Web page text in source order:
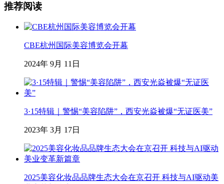
推荐阅读
CBE杭州国际美容博览会开幕
2024年 9月 11日
3·15特辑｜警惕“美容陷阱”，西安光焱被爆“无证医美”
2023年 3月 17日
2025美容化妆品品牌生态大会在京召开 科技与AI驱动美